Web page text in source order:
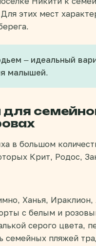
этих мест
– идеальный
малышей.
в большом
Крит, Родос,
Ханья,
с белым и
серого цвета,
семейных пляжей